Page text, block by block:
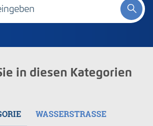
in diesen Kategorien
WASSERSTRASSE